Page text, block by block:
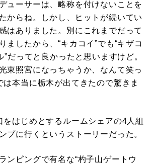
ューサーは、略称を付けないことを
からね。しかし、ヒットが続いてい
はありました。別にこれまでだって
ましたから、“キカコイ”でも“キザコ
”だってと良かったと思いますけど。
東照宮になっちゃうか、なんて笑っ
本当に栃木が出てきたので驚きま
はじめとするルームシェアの4人組
プに行くというストーリーだった。
ンピングで有名な“杓子山ゲートウ